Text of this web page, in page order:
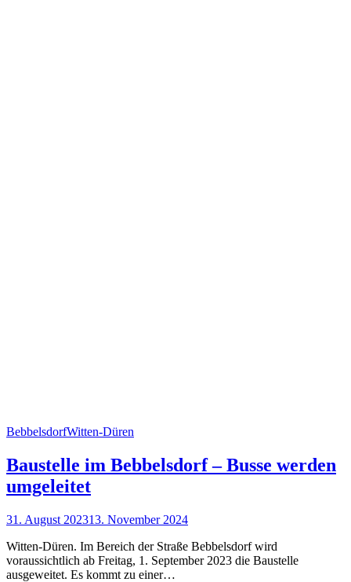
BebbelsdorfWitten-Düren
Baustelle im Bebbelsdorf – Busse werden
umgeleitet
31. August 202313. November 2024
Witten-Düren. Im Bereich der Straße Bebbelsdorf wird
voraussichtlich ab Freitag, 1. September 2023 die Baustelle
ausgeweitet. Es kommt zu einer…